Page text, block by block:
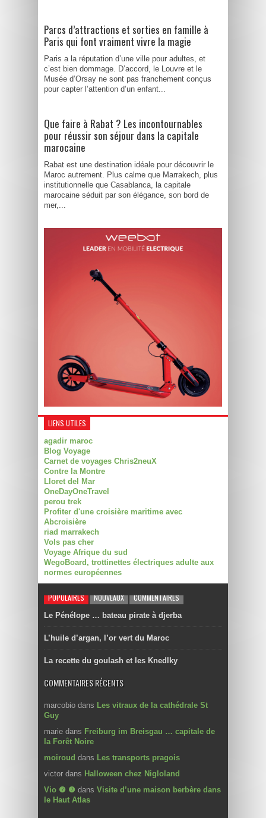
Parcs d’attractions et sorties en famille à
Paris qui font vraiment vivre la magie
Paris a la réputation d’une ville pour adultes, et
c’est bien dommage. D’accord, le Louvre et le
Musée d’Orsay ne sont pas franchement conçus
pour capter l’attention d’un enfant...
Que faire à Rabat ? Les incontournables
pour réussir son séjour dans la capitale
marocaine
Rabat est une destination idéale pour découvrir le
Maroc autrement. Plus calme que Marrakech, plus
institutionnelle que Casablanca, la capitale
marocaine séduit par son élégance, son bord de
mer,...
LIENS UTILES
agadir maroc
Blog Voyage
Carnet de voyages Chris2neuX
Contre la Montre
Lloret del Mar
OneDayOneTravel
perou trek
Profiter d'une croisière maritime avec
Abcroisière
riad marrakech
Vols pas cher
Voyage Afrique du sud
WegoBoard, trottinettes électriques adulte aux
normes européennes
POPULAIRES NOUVEAUX COMMENTAIRES
Le Pénélope … bateau pirate à djerba
L’huile d’argan, l’or vert du Maroc
La recette du goulash et les Knedlky
COMMENTAIRES RÉCENTS
marcobio dans Les vitraux de la cathédrale St
Guy
marie dans Freiburg im Breisgau … capitale de
la Forêt Noire
moiroud dans Les transports pragois
victor dans Halloween chez Nigloland
Vio ❼ ❼ dans Visite d’une maison berbère dans
le Haut Atlas